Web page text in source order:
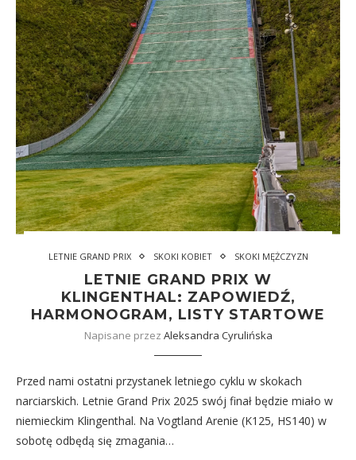
LETNIE GRAND PRIX SKOKI KOBIET SKOKI MĘŻCZYZN
LETNIE GRAND PRIX W
KLINGENTHAL: ZAPOWIEDŹ,
HARMONOGRAM, LISTY STARTOWE
Napisane przez Aleksandra Cyrulińska
Przed nami ostatni przystanek letniego cyklu w skokach
narciarskich. Letnie Grand Prix 2025 swój finał będzie miało w
niemieckim Klingenthal. Na Vogtland Arenie (K125, HS140) w
sobotę odbędą się zmagania…